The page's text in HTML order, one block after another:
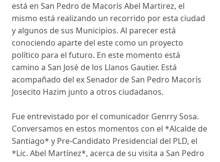
está en San Pedro de Macorís Abel Martirez, el
mismo está realizando un recorrido por esta ciudad
y algunos de sus Municipios. Al parecer está
conociendo aparte del este como un proyecto
político para el futuro. En este momento está
camino a San José de los Llanos Gautier. Está
acompañado del ex Senador de San Pedro Macorís
Josecito Hazim junto a otros ciudadanos.
Fue entrevistado por el comunicador Genrry Sosa.
Conversamos en estos momentos con el *Alcalde de
Santiago* y Pre-Candidato Presidencial del PLD, el
*Lic. Abel Martínez*, acerca de su visita a San Pedro